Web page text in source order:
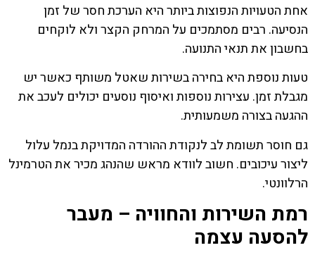
אחת הטעויות הנפוצות ביותר היא הערכת חסר של זמן
הנסיעה. רבים מסתמכים על המרחק הקצר ולא לוקחים
בחשבון את תנאי התנועה.
טעות נוספת היא בחירה בשירות שאטל משותף כאשר יש
מגבלת זמן. עצירות נוספות ואיסוף נוסעים יכולים לעכב את
ההגעה בצורה משמעותית.
גם חוסר תשומת לב לנקודת ההורדה המדויקת בנמל עלול
ליצור עיכובים. חשוב לוודא מראש שהנהג מכיר את הטרמינל
הרלוונטי.
רמת השירות והחוויה – מעבר
להסעה עצמה